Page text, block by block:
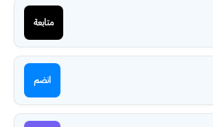
متابعة
انضم